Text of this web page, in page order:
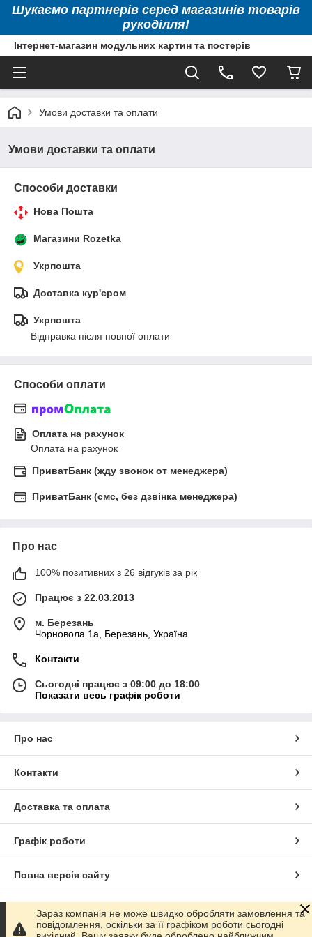
Шукаємо партнерів серед магазинів товарів
рукоділля!
Інтернет-магазин модульних картин та постерів
Умови доставки та оплати
Умови доставки та оплати
Способи доставки
Нова Пошта
Магазини Rozetka
Укрпошта
Доставка кур'єром
Укрпошта
Відправка після повної оплати
Способи оплати
Оплата на рахунок
Оплата на рахунок
ПриватБанк (жду звонок от менеджера)
ПриватБанк (смс, без дзвінка менеджера)
Про нас
100% позитивних з 26 відгуків за рік
Працює з 22.03.2013
м. Березань
Чорновола 1а, Березань, Україна
Контакти
Сьогодні працює з 09:00 до 18:00
Показати весь графік роботи
Про нас
Контакти
Доставка та оплата
Графік роботи
Повна версія сайту
Сайт створено на маркетплейсіProm.ua
Зараз компанія не може швидко обробляти замовлення та
повідомлення, оскільки за її графіком роботи сьогодні